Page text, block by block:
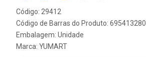
Código: 29412
Código de Barras do Produto:
Embalagem: Unidade
Marca: YUMART